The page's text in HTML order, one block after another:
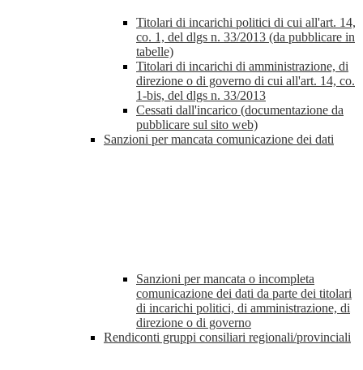
Titolari di incarichi politici di cui all'art. 14,
co. 1, del dlgs n. 33/2013 (da pubblicare in
tabelle)
Titolari di incarichi di amministrazione, di
direzione o di governo di cui all'art. 14, co.
1-bis, del dlgs n. 33/2013
Cessati dall'incarico (documentazione da
pubblicare sul sito web)
Sanzioni per mancata comunicazione dei dati
Sanzioni per mancata o incompleta
comunicazione dei dati da parte dei titolari
di incarichi politici, di amministrazione, di
direzione o di governo
Rendiconti gruppi consiliari regionali/provinciali